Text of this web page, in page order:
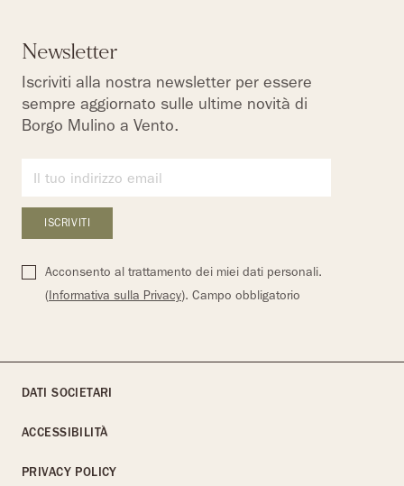
Newsletter
Iscriviti alla nostra newsletter per essere
sempre aggiornato sulle ultime novità di
Borgo Mulino a Vento.
Acconsento al trattamento dei miei dati personali.
(Informativa sulla Privacy). Campo obbligatorio
DATI SOCIETARI
ACCESSIBILITÀ
PRIVACY POLICY